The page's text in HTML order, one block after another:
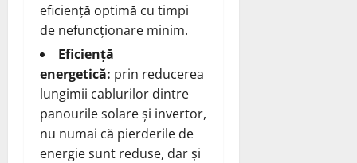
eficiență optimă cu timpi
de nefuncționare minim.
Eficiență
energetică: prin reducerea
lungimii cablurilor dintre
panourile solare și invertor,
nu numai că pierderile de
energie sunt reduse, dar și